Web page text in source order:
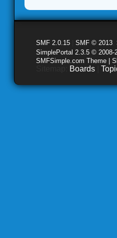
SMF 2.0.15 SMF © 2013
SimplePortal 2.3.5 © 2008-
SMFSimple.com Theme |
Boards